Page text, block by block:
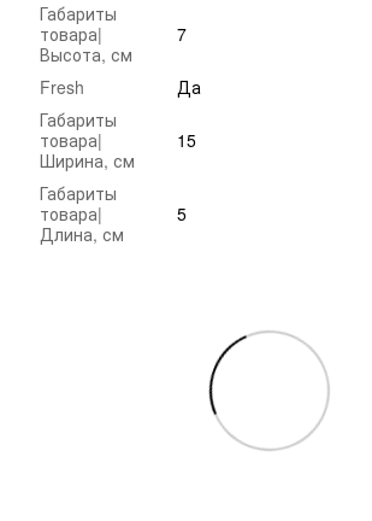
Габариты
товара|
Высота, см
7
Fresh
Да
Габариты
товара|
Ширина, см
15
Габариты
товара|
Длина, см
5